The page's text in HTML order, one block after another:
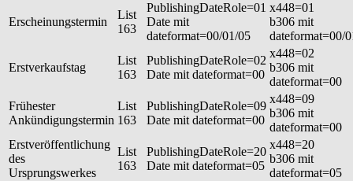
Erscheinungstermin
List
163
PublishingDateRole=01
Date mit
dateformat=00/01/05
x448=01
b306 mit
dateformat=00/
Erstverkaufstag
List
163
PublishingDateRole=02
Date mit dateformat=00
x448=02
b306 mit
dateformat=00
Frühester
Ankündigungstermin
List
163
PublishingDateRole=09
Date mit dateformat=00
x448=09
b306 mit
dateformat=00
Erstveröffentlichung
des
Ursprungswerkes
List
163
PublishingDateRole=20
Date mit dateformat=05
x448=20
b306 mit
dateformat=05